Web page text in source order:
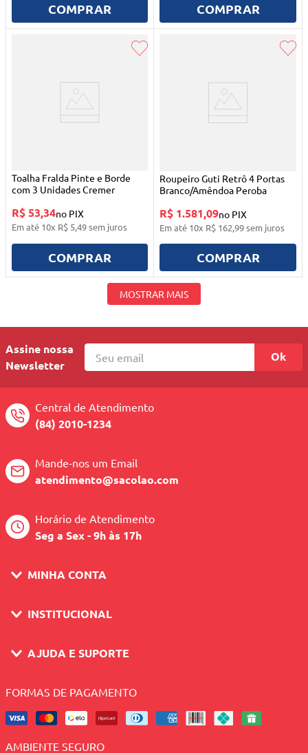
COMPRAR COMPRAR
Toalha Fralda Pinte e Borde
com 3 Unidades Cremer
R$ 53,34no PIX
Em até 10x R$ 5,49sem juros
COMPRAR
Roupeiro Guti Retrô 4 Portas
Branco/Amêndoa Peroba
R$ 1.581,09no PIX
Em até 10x R$ 162,99sem juros
COMPRAR
MOSTRAR MAIS
Assine nossa
Newsletter
Ok
Central de Atendimento
(84) 2010-1234
Mande-nos um Email
atendimento@sacolao.com
Horário de Atendimento
Seg a Sex - 9h às 17h
MINHA CONTA
INSTITUCIONAL
AJUDA E SUPORTE
FORMAS DE PAGAMENTO
AMBIENTE SEGURO